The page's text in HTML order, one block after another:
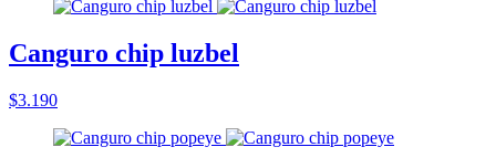
Canguro chip luzbel
$3.190